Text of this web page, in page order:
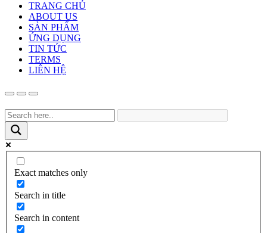
TRANG CHỦ
ABOUT US
SẢN PHẨM
ỨNG DỤNG
TIN TỨC
TERMS
LIÊN HỆ
Exact matches only
Search in title
Search in content